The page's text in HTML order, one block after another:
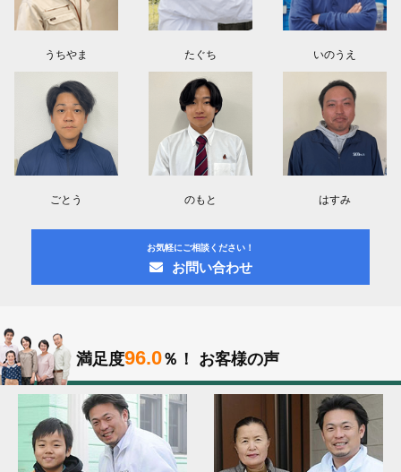
うちやま たぐち いのうえ
ごとう のもと はすみ
お気軽にご相談ください！
お問い合わせ
満足度96.0％！ お客様の声